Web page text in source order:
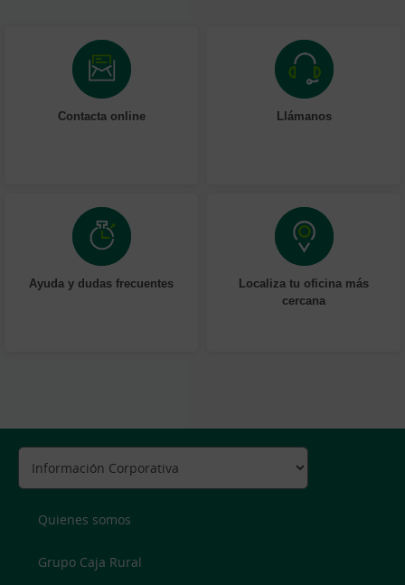
Contacta online Llámanos
Ayuda y dudas frecuentes
Localiza tu oficina más
cercana
Quienes somos
Grupo Caja Rural